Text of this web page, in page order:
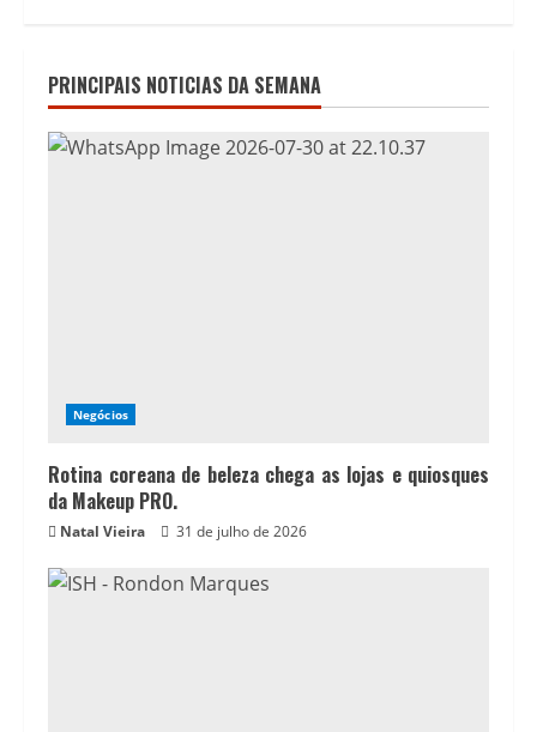
PRINCIPAIS NOTICIAS DA SEMANA
Negócios
Rotina coreana de beleza chega as lojas e quiosques
da Makeup PRO.
Natal Vieira 31 de julho de 2026